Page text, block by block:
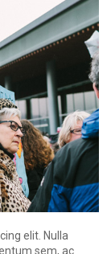
elit. Nulla
sem, ac